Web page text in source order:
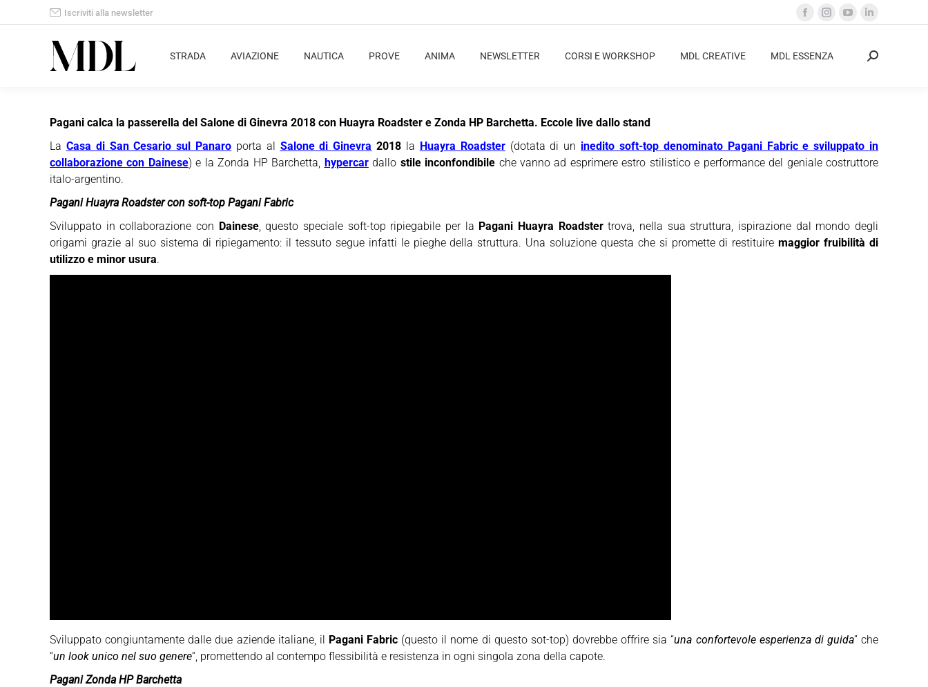
Iscriviti alla newsletter
Facebook
opens
Instagram
opens
YouTube
opens
Linkedin
opens
STRADA AVIAZIONE NAUTICA PROVE ANIMA NEWSLETTER CORSI E WORKSHOP MDL CREATIVE MDL ESSENZA Cerca:
Pagani calca la passerella del Salone di Ginevra 2018 con Huayra Roadster e Zonda HP Barchetta. Eccole live dallo stand
La Casa di San Cesario sul Panaro porta al Salone di Ginevra 2018 la Huayra Roadster(dotata di un inedito soft-top denominato Pagani Fabric e sviluppato in
collaborazione con Dainese) e la Zonda HP Barchetta, hypercardallo stile inconfondibile che vanno ad esprimere estro stilistico e performance del geniale costruttore
italo-argentino.
Pagani Huayra Roadster con soft-top Pagani Fabric
Sviluppato in collaborazione con Dainese, questo speciale soft-top ripiegabile per la Pagani Huayra Roadstertrova, nella sua struttura, ispirazione dal mondo degli
origami grazie al suo sistema di ripiegamento: il tessuto segue infatti le pieghe della struttura. Una soluzione questa che si promette di restituiremaggior fruibilità di
utilizzo e minor usura.
Sviluppato congiuntamente dalle due aziende italiane, il Pagani Fabric (questo il nome di questo sot-top) dovrebbe offrire sia “una confortevole esperienza di guida” che
“un look unico nel suo genere“, promettendo al contempo flessibilità e resistenza in ogni singola zona della capote.
Pagani Zonda HP Barchetta